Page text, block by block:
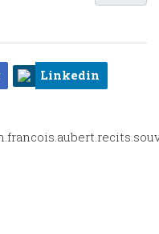
Linkedin